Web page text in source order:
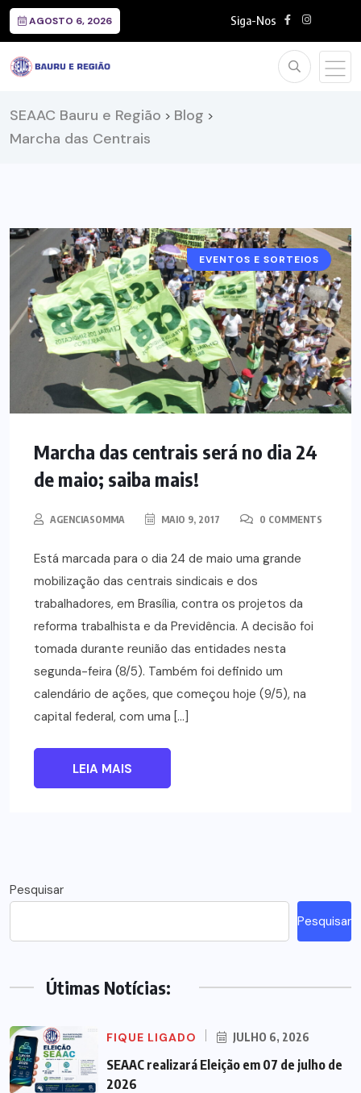
AGOSTO 6, 2026 Siga-Nos
SEAAC Bauru e Região > Blog >
Marcha das Centrais
EVENTOS E SORTEIOS
Marcha das centrais será no dia 24
de maio; saiba mais!
AGENCIASOMMA MAIO 9, 2017 0 COMMENTS
Está marcada para o dia 24 de maio uma grande
mobilização das centrais sindicais e dos
trabalhadores, em Brasília, contra os projetos da
reforma trabalhista e da Previdência. A decisão foi
tomada durante reunião das entidades nesta
segunda-feira (8/5). Também foi definido um
calendário de ações, que começou hoje (9/5), na
capital federal, com uma […]
LEIA MAIS
Pesquisar
Pesquisar
Útimas Notícias:
FIQUE LIGADO JULHO 6, 2026
SEAAC realizará Eleição em 07 de julho de
2026